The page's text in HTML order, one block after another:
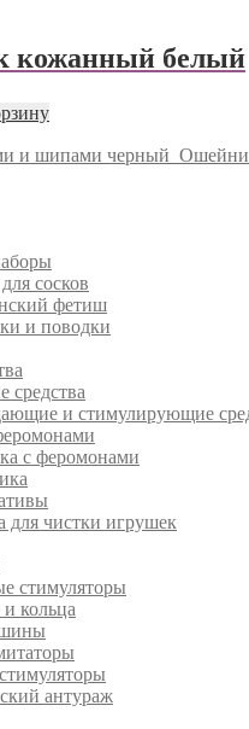
кожанный белый
и шипами черный
сосков
фетиш
и поводки
средства
и стимулирующие
с феромонами
для чистки игрушек
стимуляторы
кольца
антураж